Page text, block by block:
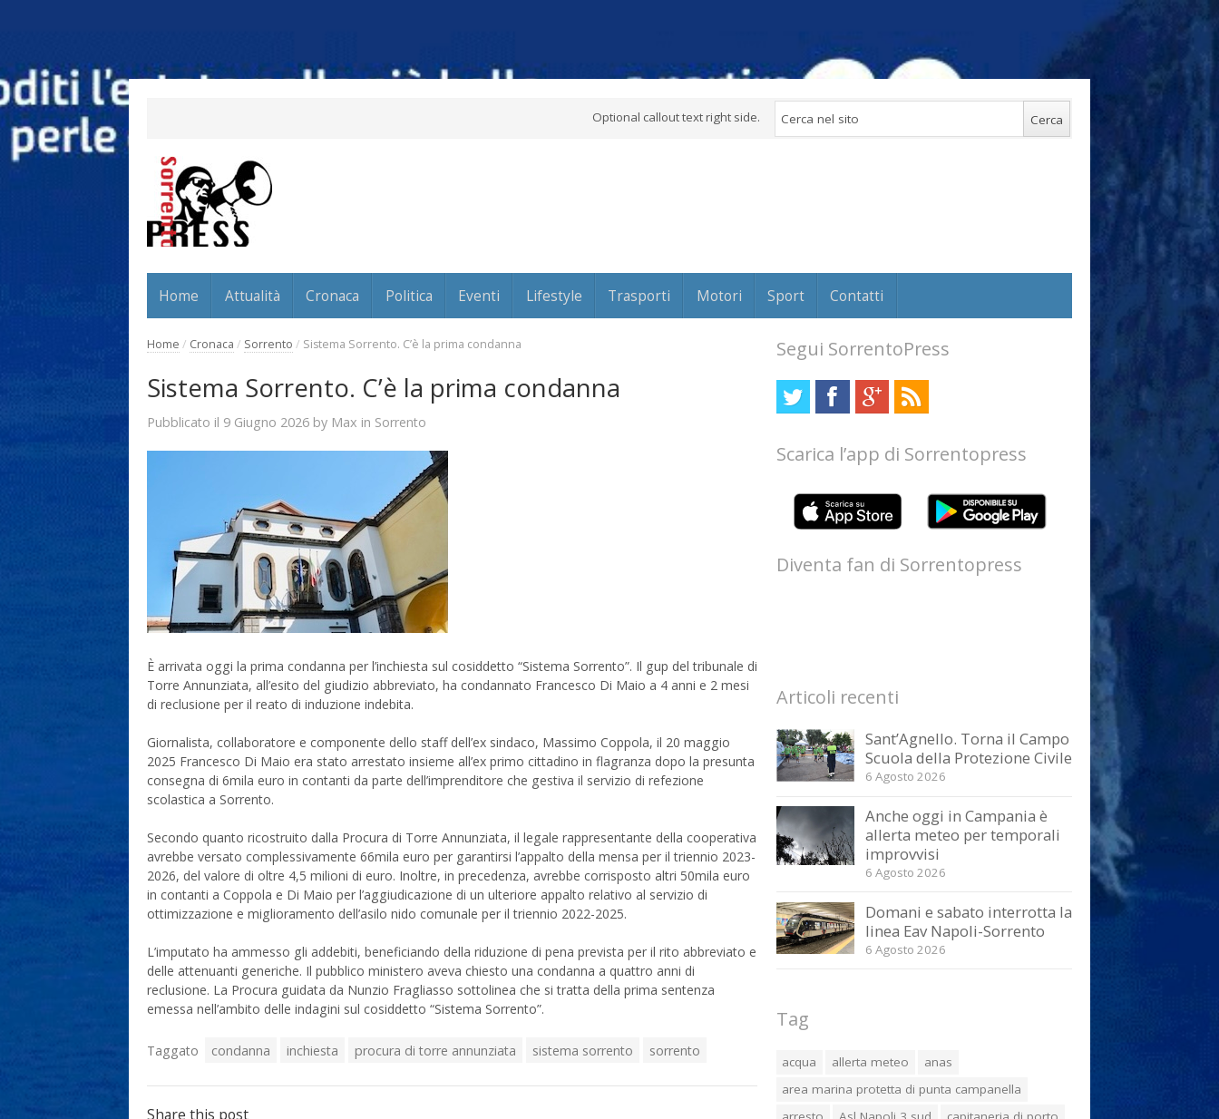
Optional callout text right side.
Home Attualità Cronaca Politica Eventi Lifestyle Trasporti Motori Sport Contatti
Home / Cronaca / Sorrento / Sistema Sorrento. C’è la prima condanna
Sistema Sorrento. C’è la prima condanna
Pubblicato il 9 Giugno 2026 by Max in Sorrento
È arrivata oggi la prima condanna per l’inchiesta sul cosiddetto “Sistema Sorrento”. Il gup del tribunale di
Torre Annunziata, all’esito del giudizio abbreviato, ha condannato Francesco Di Maio a 4 anni e 2 mesi
di reclusione per il reato di induzione indebita.
Giornalista, collaboratore e componente dello staff dell’ex sindaco, Massimo Coppola, il 20 maggio
2025 Francesco Di Maio era stato arrestato insieme all’ex primo cittadino in flagranza dopo la presunta
consegna di 6mila euro in contanti da parte dell’imprenditore che gestiva il servizio di refezione
scolastica a Sorrento.
Secondo quanto ricostruito dalla Procura di Torre Annunziata, il legale rappresentante della cooperativa
avrebbe versato complessivamente 66mila euro per garantirsi l’appalto della mensa per il triennio 2023-
2026, del valore di oltre 4,5 milioni di euro. Inoltre, in precedenza, avrebbe corrisposto altri 50mila euro
in contanti a Coppola e Di Maio per l’aggiudicazione di un ulteriore appalto relativo al servizio di
ottimizzazione e miglioramento dell’asilo nido comunale per il triennio 2022-2025.
L’imputato ha ammesso gli addebiti, beneficiando della riduzione di pena prevista per il rito abbreviato e
delle attenuanti generiche. Il pubblico ministero aveva chiesto una condanna a quattro anni di
reclusione. La Procura guidata da Nunzio Fragliasso sottolinea che si tratta della prima sentenza
emessa nell’ambito delle indagini sul cosiddetto “Sistema Sorrento”.
Taggato condanna inchiesta procura di torre annunziata sistema sorrento sorrento
Share this post
Segui SorrentoPress
Scarica l’app di Sorrentopress
Diventa fan di Sorrentopress
Articoli recenti
Sant’Agnello. Torna il Campo
Scuola della Protezione Civile
6 Agosto 2026
Anche oggi in Campania è
allerta meteo per temporali
improvvisi
6 Agosto 2026
Domani e sabato interrotta la
linea Eav Napoli-Sorrento
6 Agosto 2026
Tag
acqua allerta meteo
anas
area marina protetta di punta campanella